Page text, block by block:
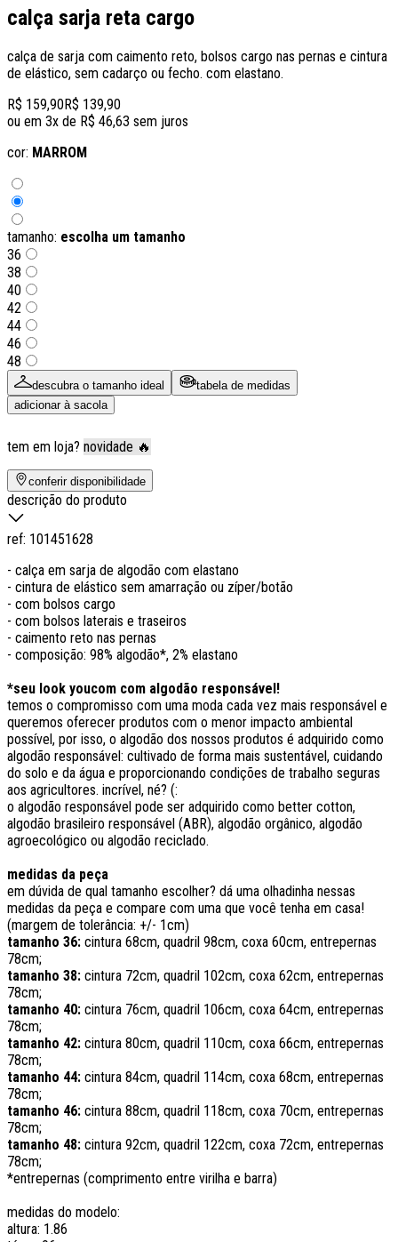
calça sarja reta cargo
calça de sarja com caimento reto, bolsos cargo nas pernas e cintura
de elástico, sem cadarço ou fecho. com elastano.
R$ 159,90R$ 139,90
ou em 3x de R$ 46,63 sem juros
cor: MARROM
tamanho: escolha um tamanho
36
38
40
42
44
46
48
descubra o tamanho ideal
tabela de medidas
adicionar à sacola
tem em loja? novidade 🔥
conferir disponibilidade
descrição do produto
ref: 101451628
- calça em sarja de algodão com elastano
- cintura de elástico sem amarração ou zíper/botão
- com bolsos cargo
- com bolsos laterais e traseiros
- caimento reto nas pernas
- composição: 98% algodão*, 2% elastano
*seu look youcom com algodão responsável!
temos o compromisso com uma moda cada vez mais responsável e
queremos oferecer produtos com o menor impacto ambiental
possível, por isso, o algodão dos nossos produtos é adquirido como
algodão responsável: cultivado de forma mais sustentável, cuidando
do solo e da água e proporcionando condições de trabalho seguras
aos agricultores. incrível, né? (:
o algodão responsável pode ser adquirido como better cotton,
algodão brasileiro responsável (ABR), algodão orgânico, algodão
agroecológico ou algodão reciclado.
medidas da peça
em dúvida de qual tamanho escolher? dá uma olhadinha nessas
medidas da peça e compare com uma que você tenha em casa!
(margem de tolerância: +/- 1cm)
tamanho 36: cintura 68cm, quadril 98cm, coxa 60cm, entrepernas
78cm;
tamanho 38: cintura 72cm, quadril 102cm, coxa 62cm, entrepernas
78cm;
tamanho 40: cintura 76cm, quadril 106cm, coxa 64cm, entrepernas
78cm;
tamanho 42: cintura 80cm, quadril 110cm, coxa 66cm, entrepernas
78cm;
tamanho 44: cintura 84cm, quadril 114cm, coxa 68cm, entrepernas
78cm;
tamanho 46: cintura 88cm, quadril 118cm, coxa 70cm, entrepernas
78cm;
tamanho 48: cintura 92cm, quadril 122cm, coxa 72cm, entrepernas
78cm;
*entrepernas (comprimento entre virilha e barra)
medidas do modelo:
altura: 1.86